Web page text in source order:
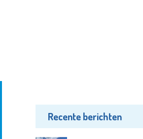
Recente berichten